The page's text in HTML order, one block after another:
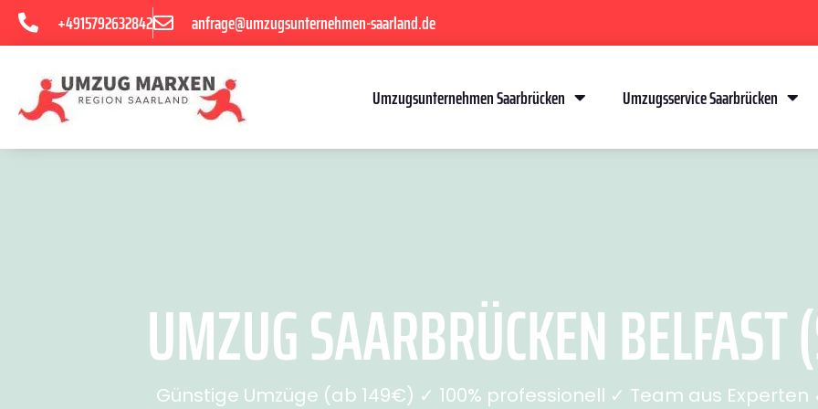
+4915792632842 anfrage@umzugsunternehmen-saarland.de
Umzugsunternehmen Saarbrücken Umzugsservice Saarbrücken
UMZUG SAARBRÜCKEN
Günstige Umzüge (ab 149€) ✓ 100% professionell ✓ Team aus